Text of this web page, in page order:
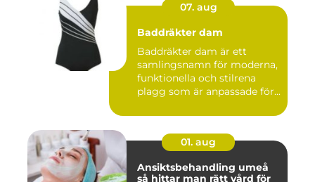
07. aug
Baddräkter dam
Baddräkter dam är ett
samlingsnamn för moderna,
funktionella och stilrena
plagg som är anpassade för...
01. aug
Ansiktsbehandling umeå
så hittar man rätt vård för